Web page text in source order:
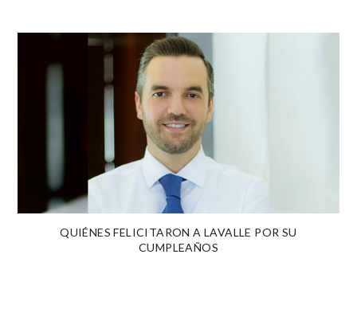
QUIÉNES FELICITARON A LAVALLE POR SU
CUMPLEAÑOS